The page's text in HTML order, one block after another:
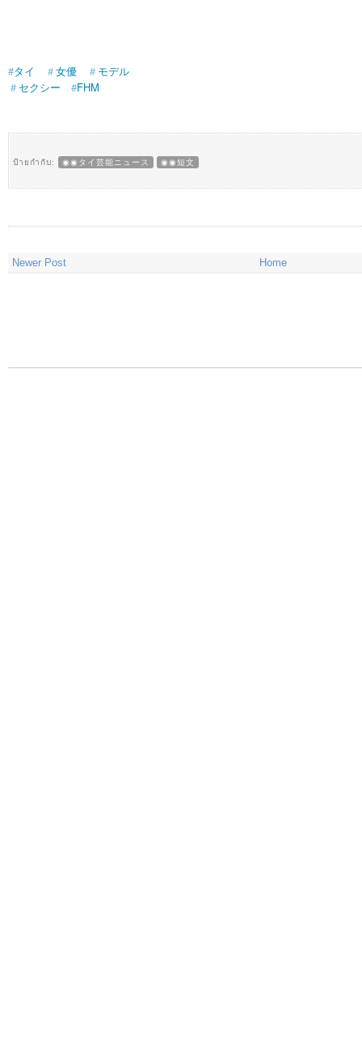
#タイ ＃女優 ＃ モデル
＃ セクシー #FHM
ป้ายกำกับ: ◉◉タイ芸能ニュース ◉◉短文
Newer Post Home